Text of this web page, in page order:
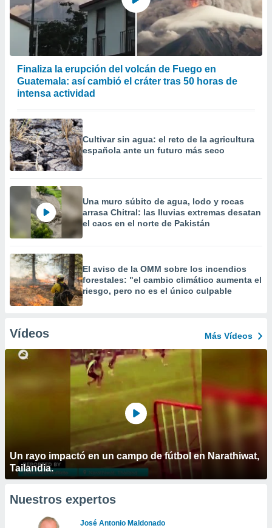
Finaliza la erupción del volcán de Fuego en
Guatemala: así cambió el cráter tras 50 horas de
intensa actividad
Cultivar sin agua: el reto de la agricultura
española ante un futuro más seco
Una muro súbito de agua, lodo y rocas
arrasa Chitral: las lluvias extremas desatan
el caos en el norte de Pakistán
El aviso de la OMM sobre los incendios
forestales: "el cambio climático aumenta el
riesgo, pero no es el único culpable
Vídeos Más Vídeos
Un rayo impactó en un campo de fútbol en Narathiwat,
Tailandia.
Nuestros expertos
José Antonio Maldonado